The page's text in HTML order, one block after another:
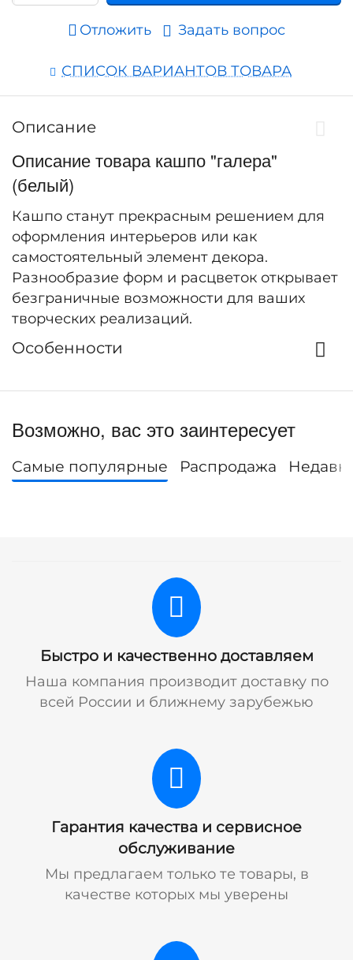
Отложить Задать вопрос
СПИСОК ВАРИАНТОВ ТОВАРА
Описание
Описание товара кашпо "галера"
(белый)
Кашпо станут прекрасным решением для
оформления интерьеров или как
самостоятельный элемент декора.
Разнообразие форм и расцветок открывает
безграничные возможности для ваших
творческих реализаций.
Особенности
Возможно, вас это заинтересует
Самые популярные Распродажа
Быстро и качественно доставляем
Наша компания производит доставку по
всей России и ближнему зарубежью
Гарантия качества и сервисное
обслуживание
Мы предлагаем только те товары, в
качестве которых мы уверены